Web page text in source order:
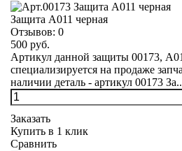
Защита А011 черная
Отзывов: 0
500 руб.
Артикул данной защиты 00173,
специализируется на продаже
наличии деталь - артикул 00173
Заказать
Купить в 1 клик
Сравнить